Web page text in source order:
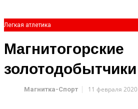
Легкая атлетика
Магнитогорские
золотодобытчики
Магнитка-Спорт 11 февраля 2020